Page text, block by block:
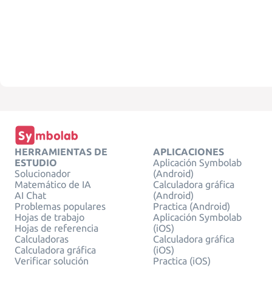
HERRAMIENTAS DE
ESTUDIO
Solucionador
Matemático de IA
AI Chat
Problemas populares
Hojas de trabajo
Hojas de referencia
Calculadoras
Calculadora gráfica
Verificar solución
APLICACIONES
Aplicación Symbolab
(Android)
Calculadora gráfica
(Android)
Practica (Android)
Aplicación Symbolab
(iOS)
Calculadora gráfica
(iOS)
Practica (iOS)